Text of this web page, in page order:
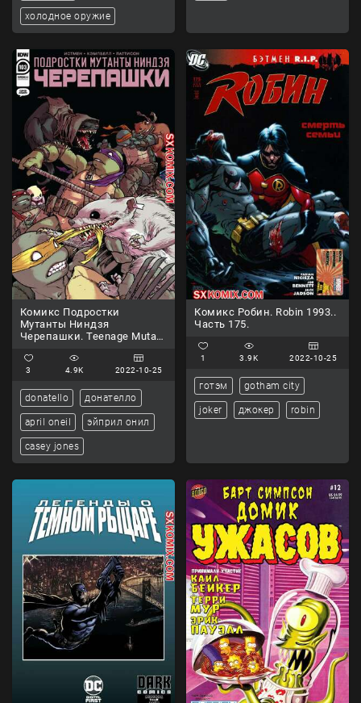
холодное оружие
Комикс Подростки
Мутанты Ниндзя
Черепашки. Teenage Mutant
3 4.9K 2022-10-25
donatello донателло
april oneil эйприл онил
casey jones
Комикс Робин. Robin 1993..
Часть 175.
1 3.9K 2022-10-25
готэм gotham city
joker джокер robin